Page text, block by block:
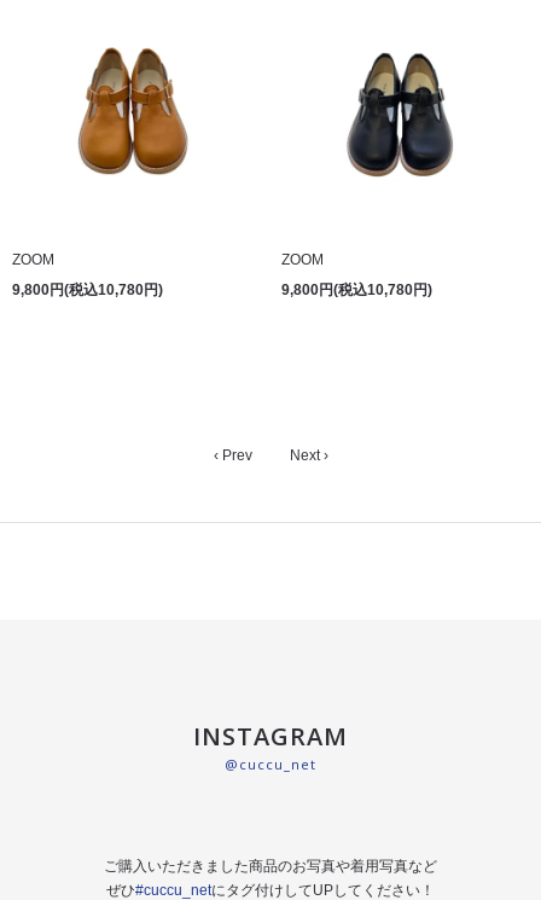
ZOOM
9,800円(税込10,780円)
ZOOM
9,800円(税込10,780円)
‹ Prev Next ›
INSTAGRAM
@cuccu_net
ご購入いただきました商品のお写真や着用写真など
ぜひ#cuccu_netにタグ付けしてUPしてください！